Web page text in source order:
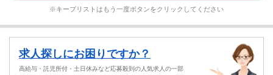
※キープリストはもう一度ボタンをクリックしてください
求人探しにお困りですか？
高給与・託児所付・土日休みなど応募殺到の人気求人の一部